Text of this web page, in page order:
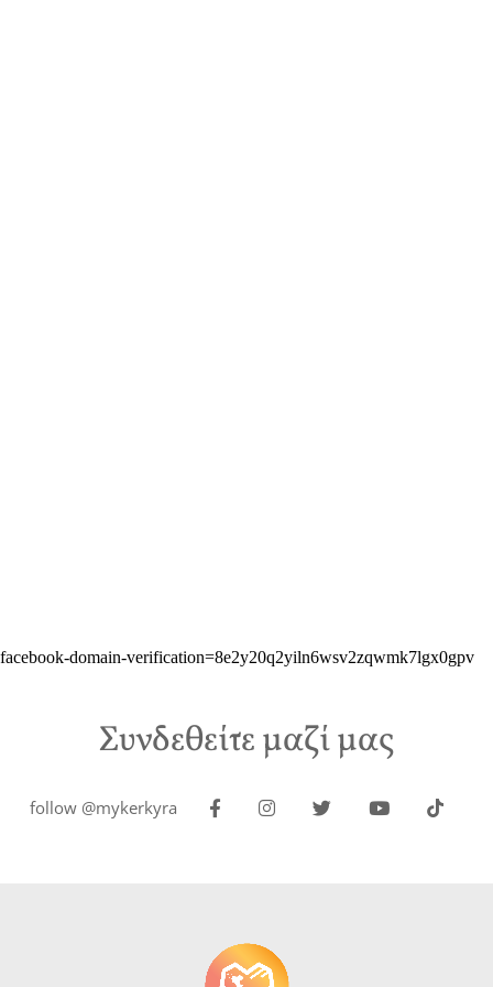
facebook-domain-verification=8e2y20q2yiln6wsv2zqwmk7lgx0gpv
Συνδεθείτε μαζί μας
follow @mykerkyra